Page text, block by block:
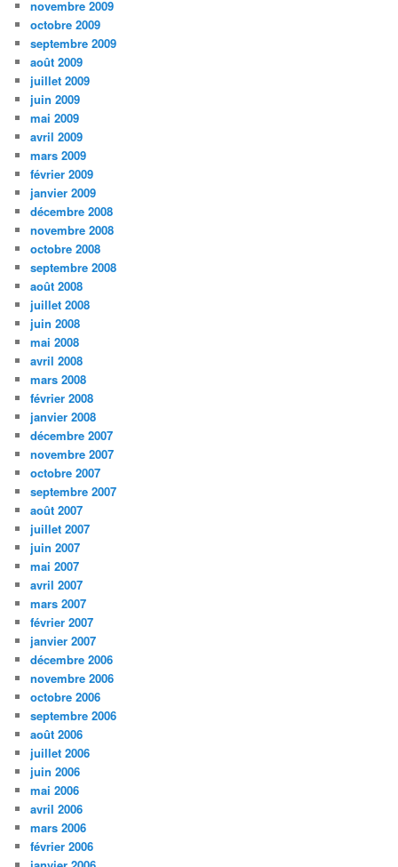
novembre 2009
octobre 2009
septembre 2009
août 2009
juillet 2009
juin 2009
mai 2009
avril 2009
mars 2009
février 2009
janvier 2009
décembre 2008
novembre 2008
octobre 2008
septembre 2008
août 2008
juillet 2008
juin 2008
mai 2008
avril 2008
mars 2008
février 2008
janvier 2008
décembre 2007
novembre 2007
octobre 2007
septembre 2007
août 2007
juillet 2007
juin 2007
mai 2007
avril 2007
mars 2007
février 2007
janvier 2007
décembre 2006
novembre 2006
octobre 2006
septembre 2006
août 2006
juillet 2006
juin 2006
mai 2006
avril 2006
mars 2006
février 2006